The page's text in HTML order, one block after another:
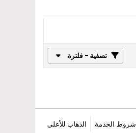
تصفية - فلترة
شروط الخدمة الذهاب للأعلى